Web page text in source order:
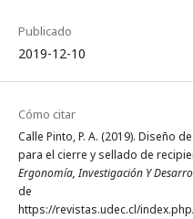
Publicado
2019-12-10
Cómo citar
Calle Pinto, P. A. (2019). Diseño
para el cierre y sellado de
Ergonomía, Investigación Y
de
https://revistas.udec.cl/